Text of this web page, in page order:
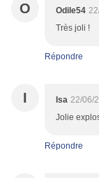
O Odile54
Très joli !
Répondre
I Isa 22/06/
Jolie
Répondre